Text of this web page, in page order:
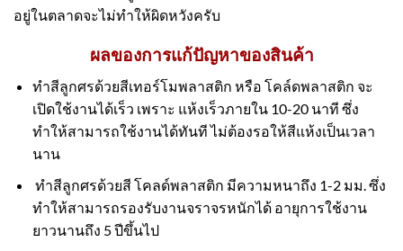
อยู่ในตลาดจะไม่ทำให้ผิดหวังครับ
ผลของการแก้ปัญหาของสินค้า
ทำสีลูกศรด้วยสีเทอร์โมพลาสติก หรือ โคล์ดพลาสติก จะ
เปิดใช้งานได้เร็ว เพราะ แห้งเร็วภายใน 10-20 นาที ซึ่ง
ทำให้สามารถใช้งานได้ทันที ไม่ต้องรอให้สีแห้งเป็นเวลา
นาน
ทำสีลูกศรด้วยสี โคลด์พลาสติก มีความหนาถึง 1-2 มม. ซึ่ง
ทำให้สามารถรองรับงานจราจรหนักได้ อายุการใช้งาน
ยาวนานถึง 5 ปีขึ้นไป